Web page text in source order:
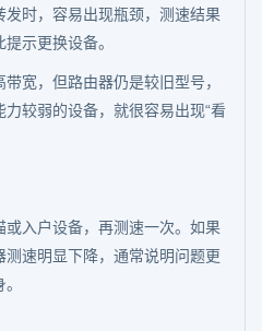
时，容易出现瓶颈，测速结果
示更换设备。
宽，但路由器仍是较旧型号，
较弱的设备，就很容易出现“看
入户设备，再测速一次。如果
速明显下降，通常说明问题更